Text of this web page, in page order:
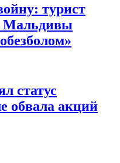
турист
Мальдивы
статус
обвала акций